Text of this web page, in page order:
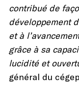
contribué de
développement
et à
grâce à sa
lucidité et
général du